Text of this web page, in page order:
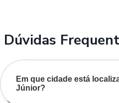
Dúvidas
Em que cidade está
Júnior?